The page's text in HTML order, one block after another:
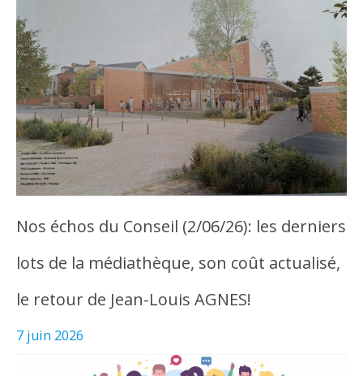
Nos échos du Conseil (2/06/26): les derniers
lots de la médiathèque, son coût actualisé,
le retour de Jean-Louis AGNES!
7 juin 2026